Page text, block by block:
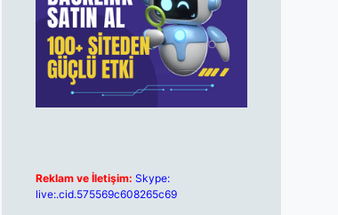
Reklam ve İletişim: Skype:
live:.cid.575569c608265c69